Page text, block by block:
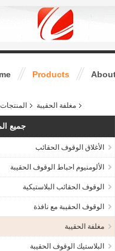
Products
المنتجات مغلفة الحقيبة
جميع
الأغلاق الوقوف الحقائب
الألومنيوم احباط الوقوف الحقيبة
الوقوف الحقائب البلاستيكية
الوقوف الحقيبة مع نافذة
مغلفة الحقيبة
البلاستيك الوقوف الحقيبة